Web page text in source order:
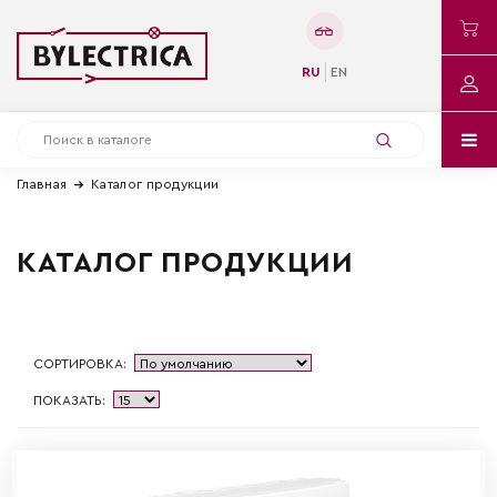
RU EN
Главная Каталог продукции
КАТАЛОГ ПРОДУКЦИИ
СОРТИРОВКА:
ПОКАЗАТЬ: